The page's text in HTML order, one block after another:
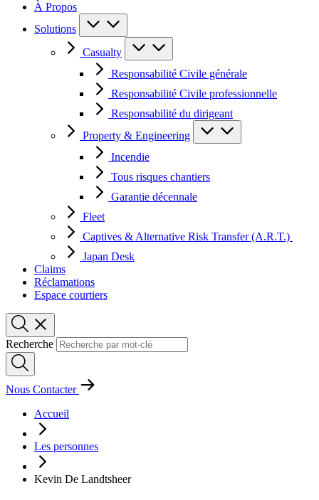
À Propos
Solutions
Casualty
Responsabilité Civile générale
Responsabilité Civile professionnelle
Responsabilité du dirigeant
Property & Engineering
Incendie
Tous risques chantiers
Garantie décennale
Fleet
Captives & Alternative Risk Transfer (A.R.T.)
Japan Desk
Claims
Réclamations
Espace courtiers
Recherche
Nous Contacter
Accueil
Les personnes
Kevin De Landtsheer